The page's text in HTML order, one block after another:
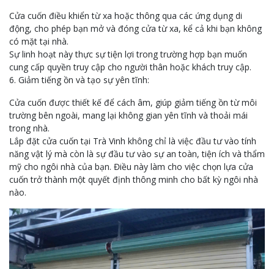
Cửa cuốn điều khiển từ xa hoặc thông qua các ứng dụng di
động, cho phép bạn mở và đóng cửa từ xa, kể cả khi bạn không
có mặt tại nhà.
Sự linh hoạt này thực sự tiện lợi trong trường hợp bạn muốn
cung cấp quyền truy cập cho người thân hoặc khách truy cập.
6. Giảm tiếng ồn và tạo sự yên tĩnh:
Cửa cuốn được thiết kế để cách âm, giúp giảm tiếng ồn từ môi
trường bên ngoài, mang lại không gian yên tĩnh và thoải mái
trong nhà.
Lắp đặt cửa cuốn tại Trà Vinh không chỉ là việc đầu tư vào tính
năng vật lý mà còn là sự đầu tư vào sự an toàn, tiện ích và thẩm
mỹ cho ngôi nhà của bạn. Điều này làm cho việc chọn lựa cửa
cuốn trở thành một quyết định thông minh cho bất kỳ ngôi nhà
nào.